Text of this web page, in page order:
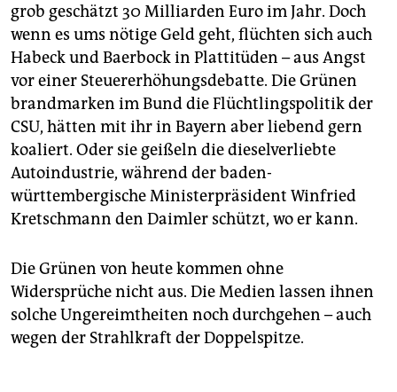
grob geschätzt 30 Milliarden Euro im Jahr. Doch
wenn es ums nötige Geld geht, flüchten sich auch
Habeck und Baerbock in Plattitüden – aus Angst
vor einer Steuererhöhungsdebatte. Die Grünen
brandmarken im Bund die Flüchtlingspolitik der
CSU, hätten mit ihr in Bayern aber liebend gern
koaliert. Oder sie geißeln die dieselverliebte
Autoindustrie, während der baden-
württembergische Ministerpräsident Winfried
Kretschmann den Daimler schützt, wo er kann.
Die Grünen von heute kommen ohne
Widersprüche nicht aus. Die Medien lassen ihnen
solche Ungereimtheiten noch durchgehen – auch
wegen der Strahlkraft der Doppelspitze.